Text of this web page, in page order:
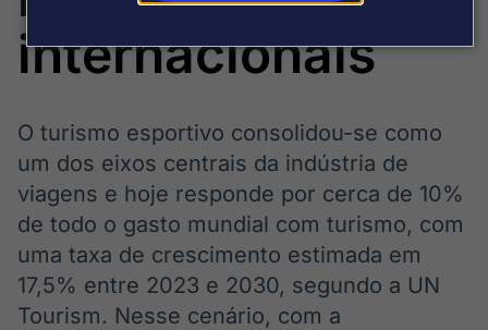
Broadcast
Político
tempo real
Broadcast
no Brasil
Broadcast
White Label
Plataforma para
conteúdos
personalizados
Soluções de Dados
internacionais
O turismo esportivo consolidou-se como
um dos eixos centrais da indústria de
viagens e hoje responde por cerca de 10%
de todo o gasto mundial com turismo, com
uma taxa de crescimento estimada em
17,5% entre 2023 e 2030, segundo a UN
Tourism. Nesse cenário, com a